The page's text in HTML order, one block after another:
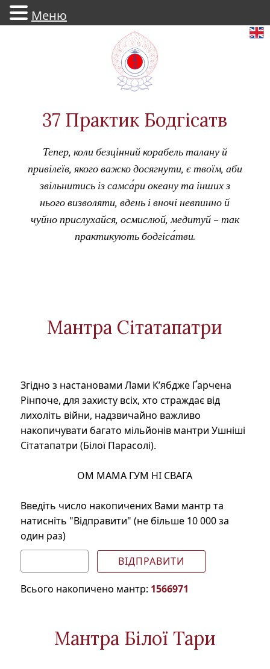
37 Практик Бодгісатв
Тепер, коли безцінний корабель талану й
привілеїв, якого важко досягнути, є твоїм, аби
звільнитись із самса́ри океану та інших з
нього визволяти, вдень і вночі невпинно й
чуйно прислухайся, осмислюй, медитуй – так
практикують бодгіса́тви.
Мантра Сітатапатри
Згідно з настановами Лами К’ябдже Ґарчена
Рінпоче, для захисту всіх, хто страждає від
лихоліть війни, надзвичайно важливо
накопичувати багато мільйонів мантри Ушніші
Сітатапатри (Білої Парасолі).
ОМ МАМА ГУМ НІ СВАГА
Введіть число накопичених Вами мантр та
натисніть "Відправити" (не більше 10 000 за
один раз)
Всього накопичено мантр: 1566971
Мантра Білої Тари
Меню